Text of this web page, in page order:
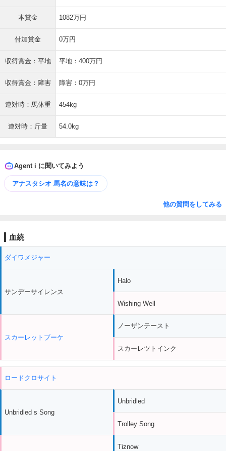
本賞金 1082万円
付加賞金 0万円
収得賞金：平地 平地：400万円
収得賞金：障害 障害：0万円
連対時：馬体重 454kg
連対時：斤量 54.0kg
Agent i に聞いてみよう
アナスタシオ 馬名の意味は？
他の質問をしてみる
血統
ダイワメジャー
サンデーサイレンス
スカーレットブーケ
Halo
Wishing Well
ノーザンテースト
スカーレツトインク
ロードクロサイト
Unbridled s Song
Unbridled
Trolley Song
Tiznow